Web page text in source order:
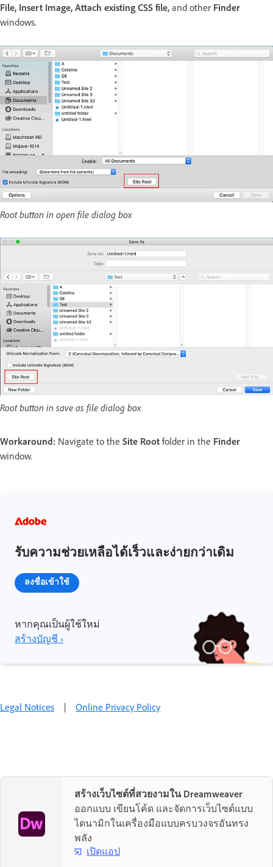
File, Insert Image, Attach existing CSS file, and other Finder
windows.
Root button in open file dialog box
Root button in save as file dialog box
Workaround: Navigate to the Site Root folder in the Finder
window.
รับความช่วยเหลือได้เร็วและง่ายกว่าเดิม
ลงชื่อเข้าใช้
หากคุณเป็นผู้ใช้ใหม่
สร้างบัญชี ›
Legal Notices Online Privacy Policy
สร้างเว็บไซต์ที่สวยงามใน Dreamweaver
ออกแบบ เขียนโค้ด และจัดการเว็บไซต์แบบ
ไดนามิกในเครื่องมือแบบครบวงจรอันทรง
พลัง
เปิดแอป